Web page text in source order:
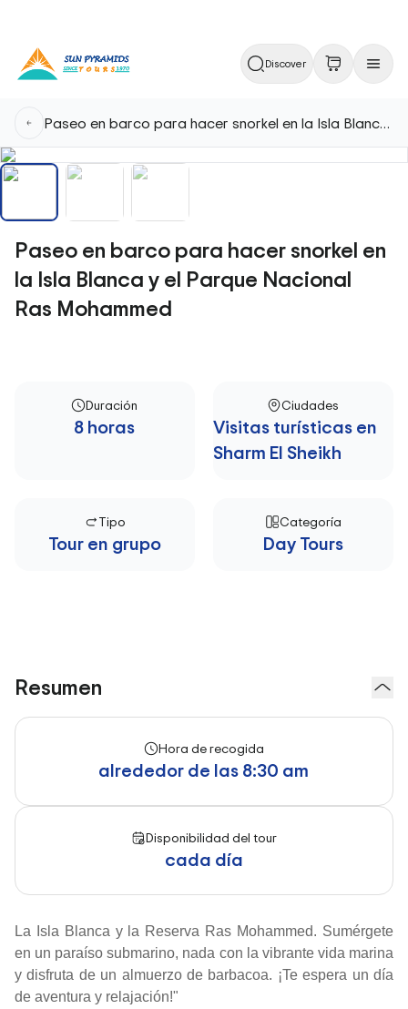
Discover
Paseo en barco para hacer snorkel en la Isla Blanca y el Parque Nacional Ras Mohammed
Paseo en barco para hacer snorkel en
la Isla Blanca y el Parque Nacional
Ras Mohammed
Duración
8 horas
Ciudades
Visitas turísticas en
Sharm El Sheikh
Tipo
Tour en grupo
Categoría
Day Tours
Resumen
Hora de recogida
alrededor de las 8:30 am
Disponibilidad del tour
cada día
La Isla Blanca y la Reserva Ras Mohammed. Sumérgete
en un paraíso submarino, nada con la vibrante vida marina
y disfruta de un almuerzo de barbacoa. ¡Te espera un día
de aventura y relajación!"